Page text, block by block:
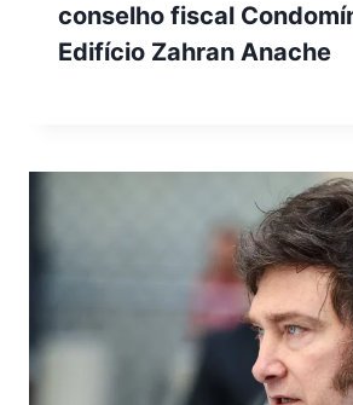
conselho fiscal
Edifício Zahran Anache